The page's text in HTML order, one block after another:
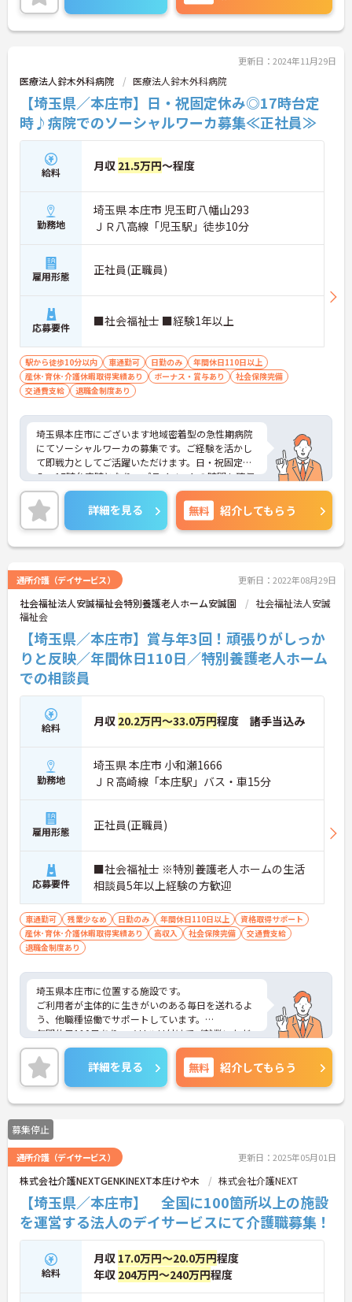
気を良くし、スタッフの笑顔につながるやりがいを
感じられます。
＜学びを応援！充実の研修と資格手当＞「管理職専
専門研修など、成長を支えるプログラムが豊富で
す。また、資格取得への評価も手厚く、スキルアッ
プが収入アップにもつながります。
＜プライベートも大切にできる柔軟な働き方＞年間
休日は117日あり、1時間単位で取得できる有給休暇
や、最大40日まで積み立てられる積立有給休暇な
ど、休みを取りやすい制度が整っています。
更新日：2024年11月29日
医療法人鈴木外科病院 医療法人鈴木外科病院
【埼玉県／本庄市】日・祝固定休み◎17時台定
時♪病院でのソーシャルワーカ募集≪正社員≫
給料 月収 21.5万円～程度
勤務地
埼玉県 本庄市 児玉町八幡山293
ＪＲ八高線「児玉駅」徒歩10分
雇用形態 正社員(正職員)
応募要件 ■社会福祉士 ■経験1年以上
駅から徒歩10分以内 車通勤可 日勤のみ
年間休日110日以上
産休･育休･介護休暇取得実績あり
ボーナス・賞与あり
社会保険完備
交通費支給
退職金制度あり
埼玉県本庄市にございます地域密着型の急性期病院
にてソーシャルワーカの募集です。ご経験を活かし
て即戦力としてご活躍いただけます。日・祝固定休
み、17時台定時となり、プライベートの時間も確保
しやすいです。最寄り駅より徒歩圏内、無料駐車場
もあり車通勤も選択可です。ご興味のある方には、
面接対策ポイントなど、さらに詳細をお話しします
のでお気軽にご相談ください！
詳細を見る 無料 紹介してもらう
通所介護（デイサービス） 更新日：2022年08月29日
社会福祉法人安誠福祉会特別養護老人ホーム安誠園
社会福祉法人安誠
福祉会
【埼玉県／本庄市】賞与年3回！頑張りがしっか
りと反映／年間休日110日／特別養護老人ホーム
での相談員
給料 月収 20.2万円～33.0万円程度 諸手当込み
勤務地
埼玉県 本庄市 小和瀬1666
ＪＲ高崎線「本庄駅」バス・車15分
雇用形態 正社員(正職員)
応募要件
■社会福祉士 ※特別養護老人ホームの生活
相談員5年以上経験の方歓迎
車通勤可 残業少なめ 日勤のみ 年間休日110日以上
資格取得サポート
産休･育休･介護休暇取得実績あり
高収入 社会保険完備
交通費支給
退職金制度あり
埼玉県本庄市に位置する施設です。
ご利用者が主体的に生きがいのある毎日を送れるよ
う、他職種協働でサポートしています。
年間休日110日あり、メリハリ付けてご就業いただ
けます。
ご興味ある方には、面接対策ポイントなど、さらに
詳細をお話しいたしますのでお気軽にご相談くださ
い！
詳細を見る 無料 紹介してもらう
募集停止
通所介護（デイサービス） 更新日：2025年05月01日
株式会社介護NEXTGENKINEXT本庄けや木 株式会社介護NEXT
【埼玉県／本庄市】 全国に100箇所以上の施設
を運営する法人のデイサービスにて介護職募集！
給料
月収 17.0万円～20.0万円程度
年収 204万円～240万円程度